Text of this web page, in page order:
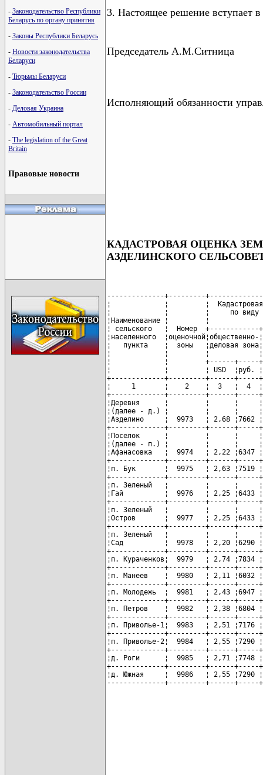
- Законодательство Республики
Беларусь по органу принятия
- Законы Республики Беларусь
- Новости законодательства
Беларуси
- Тюрьмы Беларуси
- Законодательство России
- Деловая Украина
- Автомобильный портал
- The legislation of the Great
Britain
Правовые новости
3. Настоящее решение вступает
Председатель А.М.Ситница
Исполняющий обязанности
КАДАСТРОВАЯ ОЦЕНКА
АЗДЕЛИНСКОГО
--------------+---------
¦             ¦         ¦  Кадастровая
¦             ¦         ¦     по виду
¦Наименование ¦         ¦
¦ сельского   ¦  Номер
¦населенного
¦   пункта    ¦  зоны   ¦деловая
¦             ¦         ¦            ¦
¦             ¦         +------+-----
¦             ¦         ¦ USD  ¦руб.
+-------------+---------+------+-----
¦     1       ¦    2    ¦  3   ¦  4  ¦
+-------------+---------+------+-----
¦Деревня      ¦         ¦      ¦
¦(далее - д.) ¦         ¦      ¦
¦Азделино     ¦  9973   ¦ 2,68 ¦7662
+-------------+---------+------+-----
¦Поселок      ¦         ¦      ¦
¦(далее - п.) ¦         ¦      ¦
¦Афанасовка   ¦  9974   ¦ 2,22
+-------------+---------+------+-----
¦п. Бук       ¦  9975   ¦ 2,63 ¦7519
+-------------+---------+------+-----
¦п. Зеленый   ¦         ¦      ¦
¦Гай          ¦  9976   ¦ 2,25 ¦6433
+-------------+---------+------+-----
¦п. Зеленый   ¦         ¦      ¦
¦Остров       ¦  9977   ¦ 2,25 ¦6433
+-------------+---------+------+-----
¦п. Зеленый   ¦         ¦      ¦
¦Сад          ¦  9978   ¦ 2,20 ¦6290
+-------------+---------+------+-----
¦п. Кураченков¦  9979   ¦ 2,74
+-------------+---------+------+-----
¦п. Манеев    ¦  9980   ¦ 2,11 ¦6032
+-------------+---------+------+-----
¦п. Молодежь  ¦  9981   ¦ 2,43 ¦6947
+-------------+---------+------+-----
¦п. Петров    ¦  9982   ¦ 2,38 ¦6804
+-------------+---------+------+-----
¦п. Приволье-1¦  9983   ¦ 2,51
+-------------+---------+------+-----
¦п. Приволье-2¦  9984   ¦ 2,55
+-------------+---------+------+-----
¦д. Роги      ¦  9985   ¦ 2,71 ¦7748
+-------------+---------+------+-----
¦д. Южная     ¦  9986   ¦ 2,55 ¦7290